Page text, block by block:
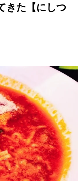
きた【にしつ